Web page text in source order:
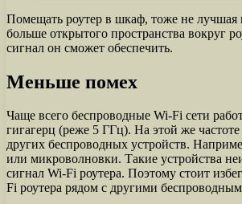
Помещать роутер в шкаф, тоже не
больше открытого пространства вокруг
сигнал он сможет обеспечить.
Меньше помех
Чаще всего беспроводные Wi-Fi сети
гигагерц (реже 5 ГГц). На этой же
других беспроводных устройств.
или микроволновки. Такие устройства
сигнал Wi-Fi роутера. Поэтому стоит
Fi роутера рядом с другими